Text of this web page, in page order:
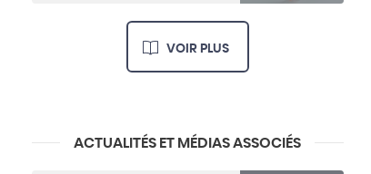
VOIR PLUS
ACTUALITÉS ET MÉDIAS ASSOCIÉS